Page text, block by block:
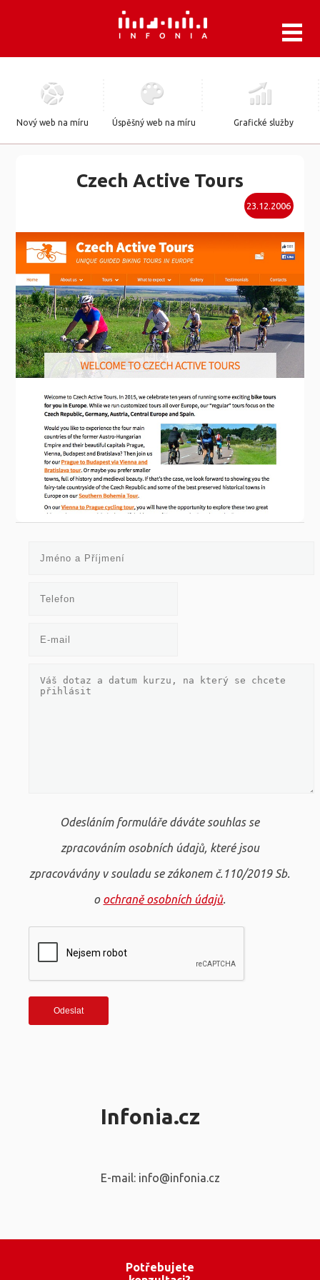
Czech Active Tours
23.12.2006
Odesláním formuláře dáváte souhlas se
zpracováním osobních údajů, které jsou
zpracovávány v souladu se zákonem č.110/2019 Sb.
o ochraně osobních údajů.
Infonia.cz
E-mail: info@infonia.cz
Nový web na míru Úspěšný web na míru Grafické služby
Potřebujete